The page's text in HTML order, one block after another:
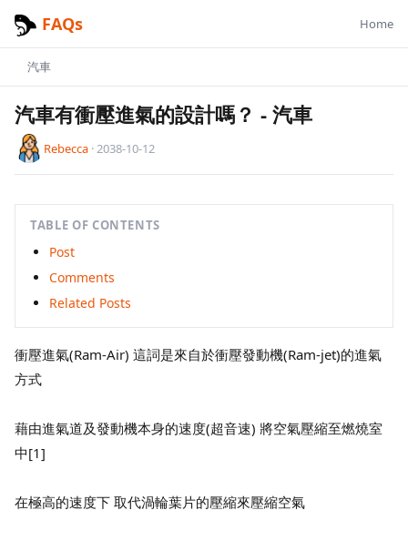
FAQs Home
汽車
汽車有衝壓進氣的設計嗎？ - 汽車
Rebecca ·2038-10-12
TABLE OF CONTENTS
Post
Comments
Related Posts
衝壓進氣(Ram-Air) 這詞是來自於衝壓發動機(Ram-jet)的進氣
方式
藉由進氣道及發動機本身的速度(超音速) 將空氣壓縮至燃燒室
中[1]
在極高的速度下 取代渦輪葉片的壓縮來壓縮空氣